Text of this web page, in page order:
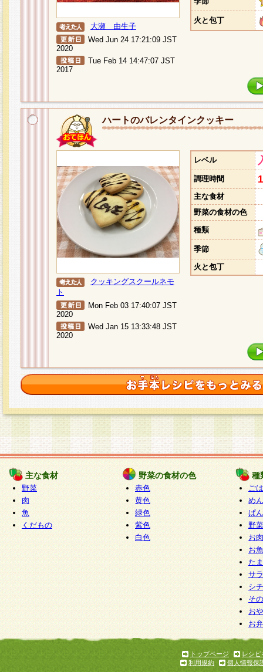
大瀬 由生子
Wed Jun 24 17:21:09 JST
2020
Tue Feb 14 14:47:07 JST
2017
火と包丁
ハートのバレンタインクッキー
クッキングスクールネモ
ト
Mon Feb 03 17:40:07 JST
2020
Wed Jan 15 13:33:48 JST
2020
レベル
調理時間
主な食材
野菜の食材の色
種類
季節
火と包丁
主な食材
野菜
肉
魚
くだもの
野菜の食材の色
赤色
黄色
緑色
紫色
白色
種
ご
めん
ぱん
野
お
お
た
サ
シ
そ
お
お
トップページ
レシピ
利用規約
個人情報保